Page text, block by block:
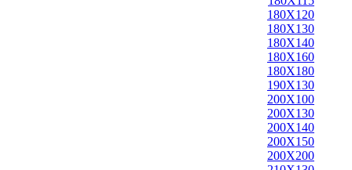
180X120
180X130
180X140
180X160
180X180
190X130
200X100
200X130
200X140
200X150
200X200